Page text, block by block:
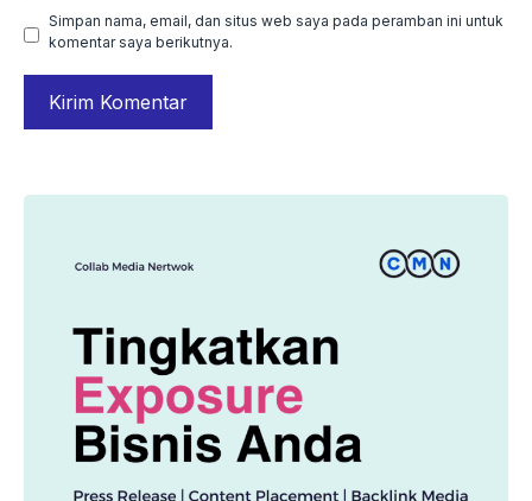
Simpan nama, email, dan situs web saya pada peramban ini untuk
komentar saya berikutnya.